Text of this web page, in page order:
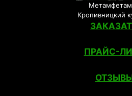
Кропивницкий
ПРАЙС-